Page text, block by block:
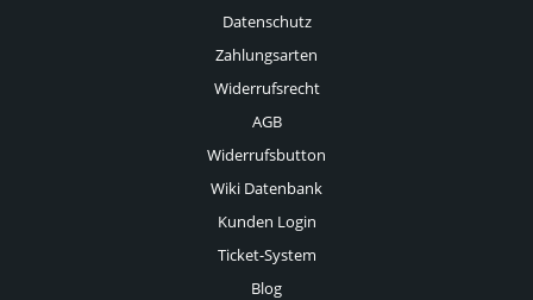
Datenschutz
Zahlungsarten
Widerrufsrecht
AGB
Widerrufsbutton
Wiki Datenbank
Kunden Login
Ticket-System
Blog